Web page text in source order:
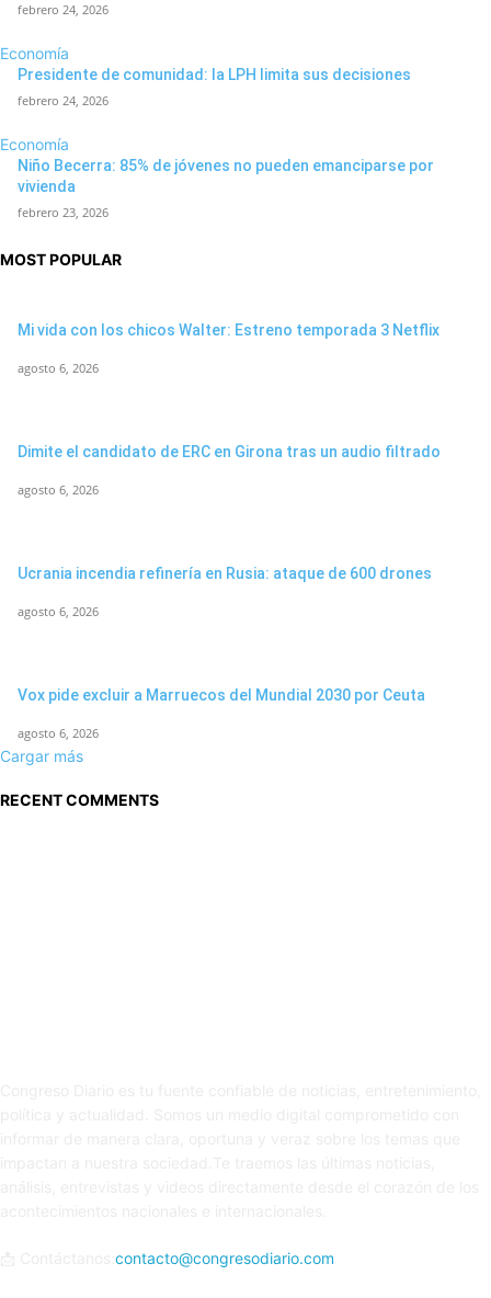
febrero 24, 2026
Economía
Presidente de comunidad: la LPH limita sus decisiones
febrero 24, 2026
Economía
Niño Becerra: 85% de jóvenes no pueden emanciparse por
vivienda
febrero 23, 2026
MOST POPULAR
Mi vida con los chicos Walter: Estreno temporada 3 Netflix
agosto 6, 2026
Dimite el candidato de ERC en Girona tras un audio filtrado
agosto 6, 2026
Ucrania incendia refinería en Rusia: ataque de 600 drones
agosto 6, 2026
Vox pide excluir a Marruecos del Mundial 2030 por Ceuta
agosto 6, 2026
Cargar más
RECENT COMMENTS
contacto@congresodiario.com